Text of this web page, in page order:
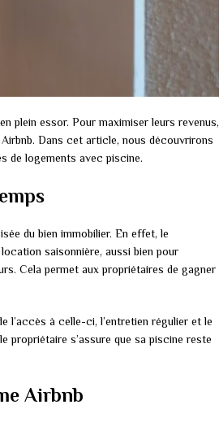
plein essor. Pour maximiser leurs revenus,
Dans cet article, nous découvrirons
de logements avec piscine.
du bien immobilier. En effet, le
saisonnière, aussi bien pour
Cela permet aux propriétaires de gagner
l’accès à celle-ci, l’entretien régulier et le
propriétaire s’assure que sa piscine reste
Airbnb